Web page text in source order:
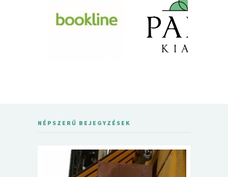
NÉPSZERŰ BEJEGYZÉSEK